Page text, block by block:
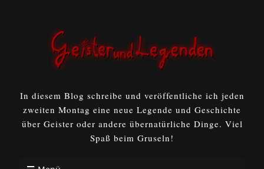
In diesem Blog schreibe und veröffentliche ich jeden
zweiten Montag eine neue Legende und Geschichte
über Geister oder andere übernatürliche Dinge. Viel
Spaß beim Gruseln!